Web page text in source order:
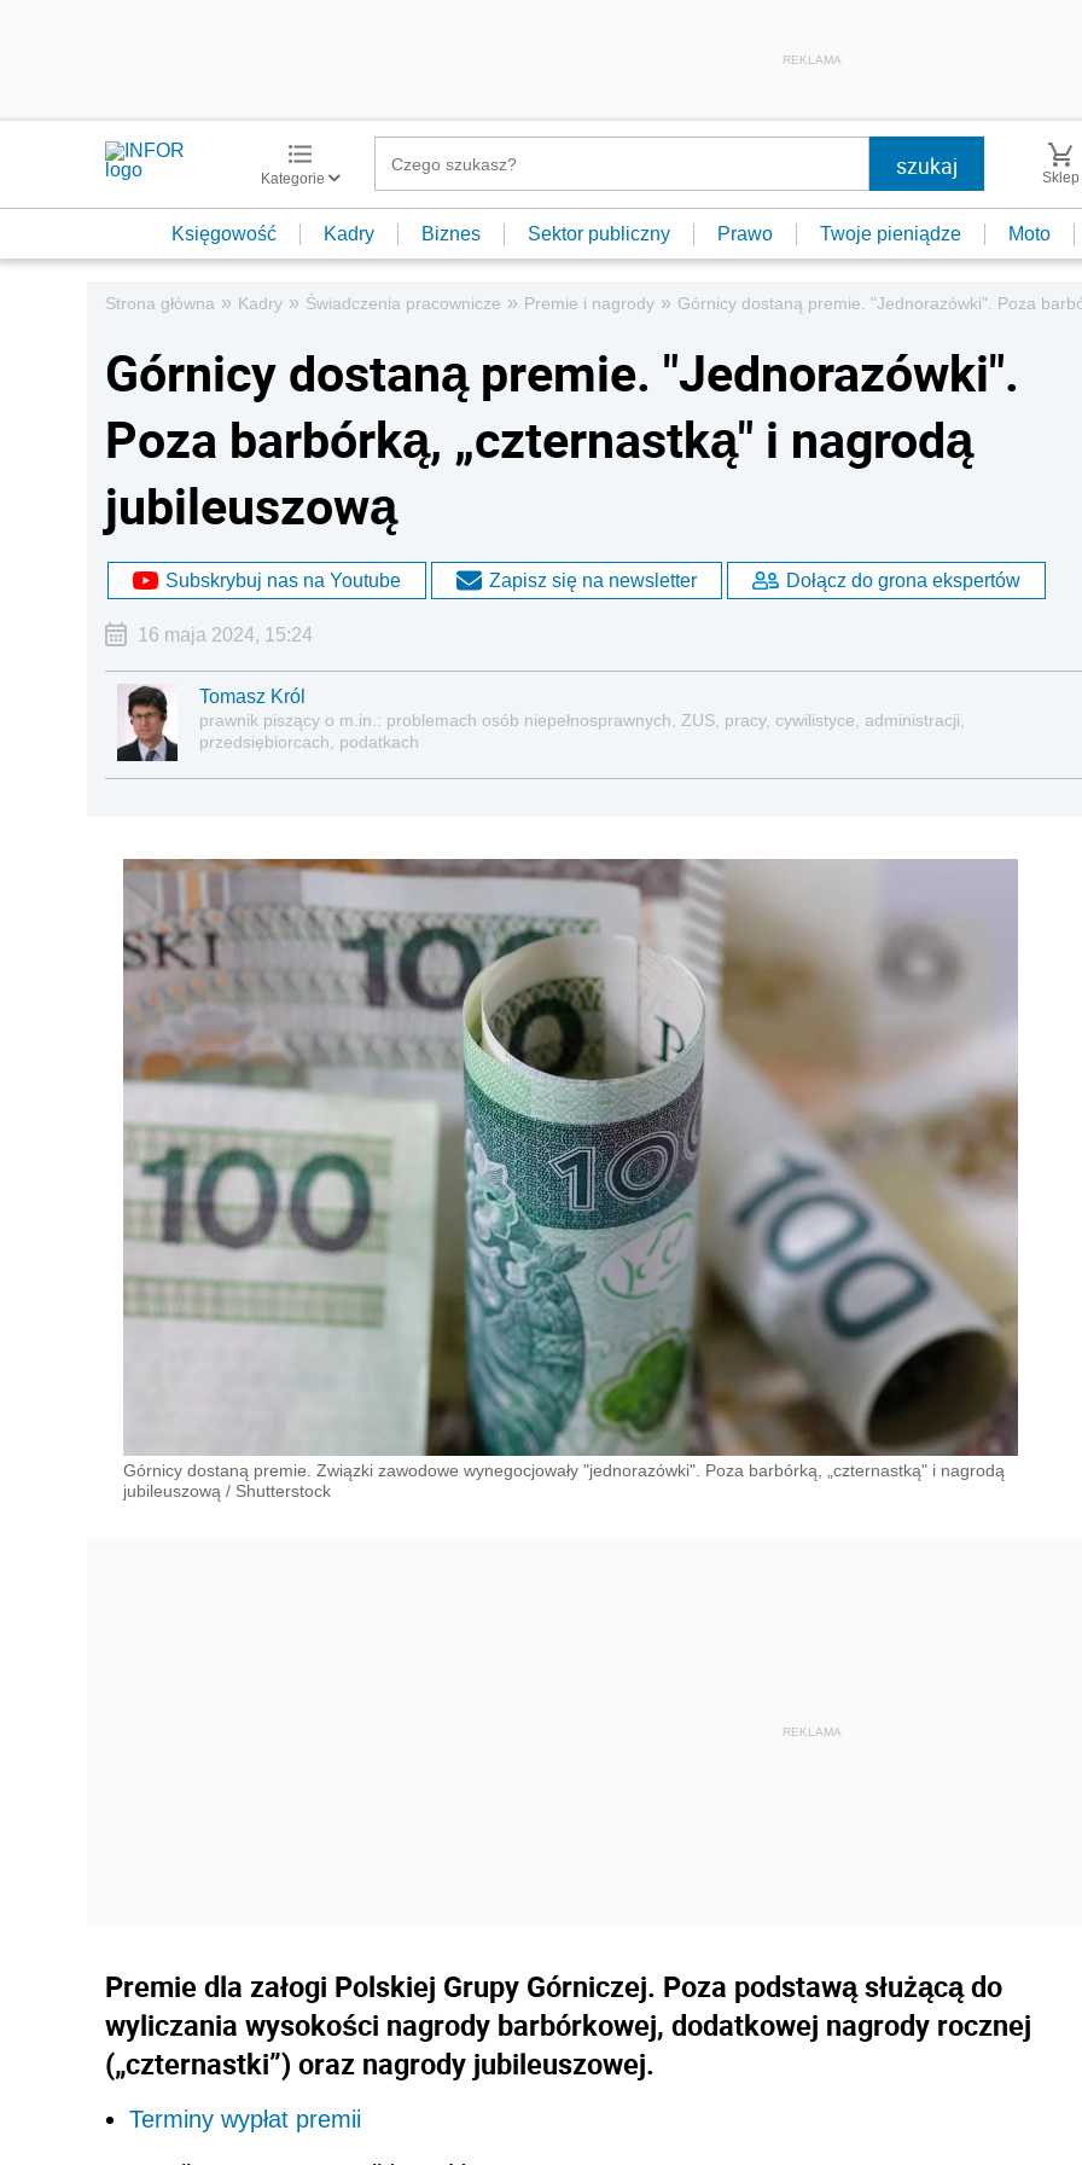
REKLAMA
Kategorie Sklep
Księgowość Kadry Biznes Sektor publiczny Prawo Twoje pieniądze Moto
Strona główna » Kadry » Świadczenia pracownicze » Premie i nagrody » Górnicy dostaną premie. "Jednorazówki". Poza
Górnicy dostaną premie. "Jednorazówki".
Poza barbórką, „czternastką" i nagrodą
jubileuszową
Subskrybuj nas na Youtube Zapisz się na newsletter Dołącz do grona ekspertów
16 maja 2024, 15:24
Tomasz Król
prawnik piszący o m.in.: problemach osób niepełnosprawnych, ZUS, pracy, cywilistyce, administracji,
przedsiębiorcach, podatkach
Górnicy dostaną premie. Związki zawodowe wynegocjowały "jednorazówki". Poza barbórką, „czternastką" i nagrodą
jubileuszową / Shutterstock
Premie dla załogi Polskiej Grupy Górniczej. Poza podstawą służącą do
wyliczania wysokości nagrody barbórkowej, dodatkowej nagrody rocznej
(„czternastki”) oraz nagrody jubileuszowej.
Terminy wypłat premii